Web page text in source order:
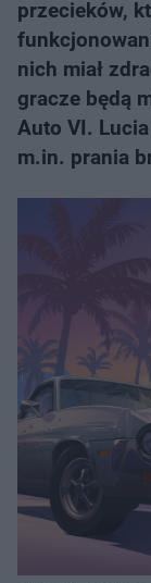
przecieków,
nich miał
gracze będą
Auto VI.
m.in. prania